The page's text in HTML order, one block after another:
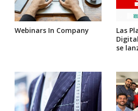
Webinars In Company
Las
se